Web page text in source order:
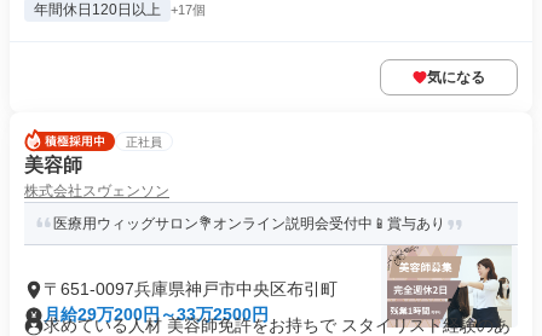
年間休日120日以上 +17個
気になる
正社員
美容師
株式会社スヴェンソン
医療用ウィッグサロン💐オンライン説明会受付中📱賞与あり
〒651-0097兵庫県神戸市中央区布引町
月給29万200円～33万2500円
求めている人材 美容師免許をお持ちで スタイリスト経験のあ